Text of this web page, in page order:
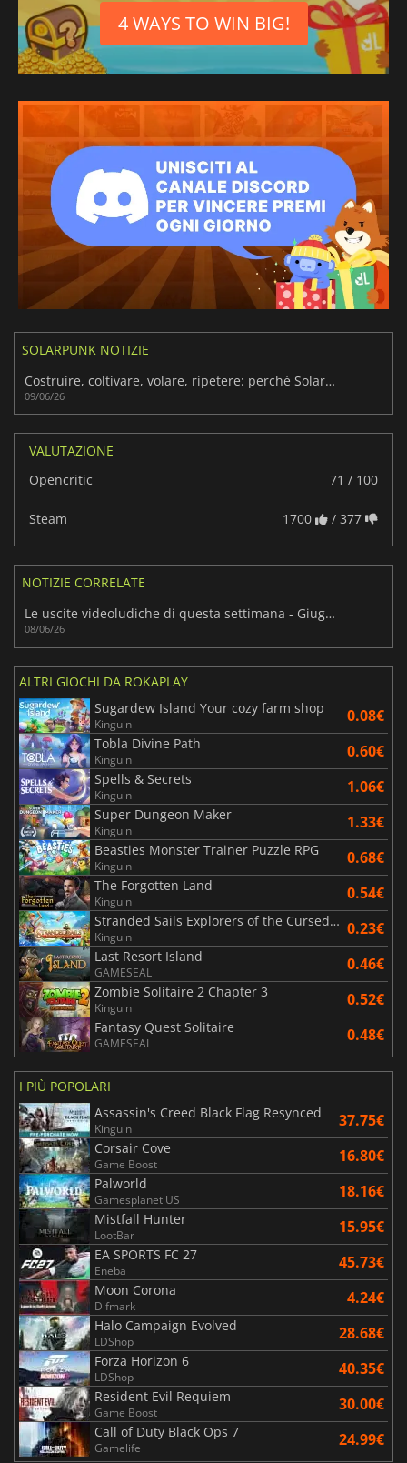
Portoghese
brasiliano
Russo
4 WAYS TO WIN BIG!
SOLARPUNK NOTIZIE
Costruire, coltivare, volare, ripetere: perché Solarpunk è così facile da amare
09/06/26
VALUTAZIONE
Opencritic
71 / 100
Steam 1700 / 377
NOTIZIE CORRELATE
Le uscite videoludiche di questa settimana - Giugno 2026 (Settimana 24)
08/06/26
ALTRI GIOCHI DA ROKAPLAY
Sugardew Island Your cozy farm shop
Kinguin 0.08€
Tobla Divine Path
Kinguin 0.60€
Spells & Secrets
Kinguin 1.06€
Super Dungeon Maker
Kinguin 1.33€
Beasties Monster Trainer Puzzle RPG
Kinguin 0.68€
The Forgotten Land
Kinguin 0.54€
Stranded Sails Explorers of the Cursed Islands
Kinguin 0.23€
Last Resort Island
GAMESEAL 0.46€
Zombie Solitaire 2 Chapter 3
Kinguin 0.52€
Fantasy Quest Solitaire
GAMESEAL 0.48€
I PIÙ POPOLARI
Assassin's Creed Black Flag Resynced
Kinguin 37.75€
Corsair Cove
Game Boost 16.80€
Palworld
Gamesplanet US 18.16€
Mistfall Hunter
LootBar 15.95€
EA SPORTS FC 27
Eneba 45.73€
Moon Corona
Difmark 4.24€
Halo Campaign Evolved
LDShop 28.68€
Forza Horizon 6
LDShop 40.35€
Resident Evil Requiem
Game Boost 30.00€
Call of Duty Black Ops 7
Gamelife 24.99€